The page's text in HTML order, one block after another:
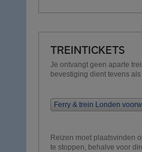
TREINTICKETS
Je ontvangt geen aparte
bevestiging dient tevens als
Ferry & trein Londen
Reizen moet plaatsvinden
te stoppen, behalve voor